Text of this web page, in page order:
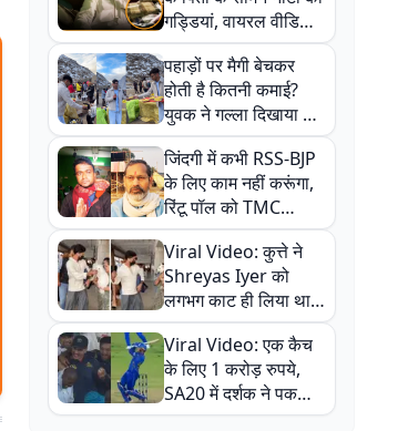
गड्डियां, वायरल वीडियो
से राजनीति में उबाल,
अजित महतो बोले- TMC
की गंदी चाल
पहाड़ों पर मैगी बेचकर
होती है कितनी कमाई?
युवक ने गल्ला दिखाया तो
नौकरी वालों के खड़े हो गए
कान
जिंदगी में कभी RSS-BJP
के लिए काम नहीं करूंगा,
रिंटू पॉल को TMC
ऑफिस में ले जाकर पीटा,
Video वायरल
Viral Video: कुत्ते ने
Shreyas Iyer को
लगभग काट ही लिया था,
न्यूजीलैंड सीरीज से पहले
बाल-बाल बचे
Viral Video: एक कैच
के लिए 1 करोड़ रुपये,
SA20 में दर्शक ने पकड़ा
एक हाथ से गजब का कैच